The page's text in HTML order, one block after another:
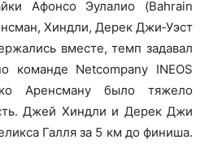
Афонсо Эулалио (Bahrain
Хиндли, Дерек Джи‑Уэст
вместе, темп задавал
команде Netcompany INEOS
Аренсману было тяжело
Джей Хиндли и Дерек Джи
Галля за 5 км до финиша.